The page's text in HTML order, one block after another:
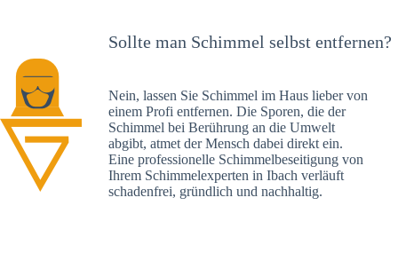
Sollte man Schimmel selbst entfernen?
Nein, lassen Sie Schimmel im Haus lieber von
einem Profi entfernen. Die Sporen, die der
Schimmel bei Berührung an die Umwelt
abgibt, atmet der Mensch dabei direkt ein.
Eine professionelle Schimmelbeseitigung von
Ihrem Schimmelexperten in Ibach verläuft
schadenfrei, gründlich und nachhaltig.